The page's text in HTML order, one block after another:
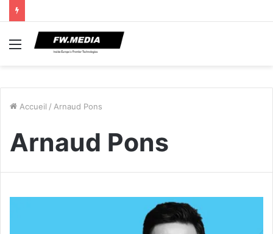
Menu
Accueil / Arnaud Pons
Arnaud Pons